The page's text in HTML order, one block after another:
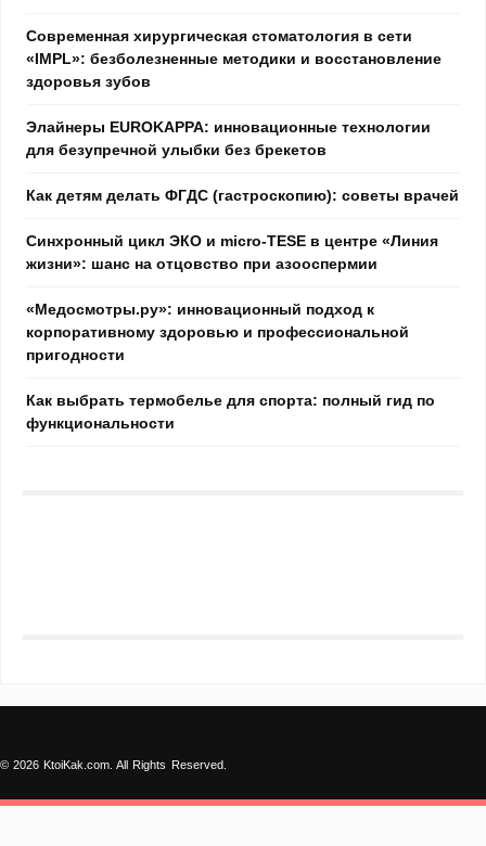
Современная хирургическая стоматология в сети
«IMPL»: безболезненные методики и восстановление
здоровья зубов
Элайнеры EUROKAPPA: инновационные технологии
для безупречной улыбки без брекетов
Как детям делать ФГДС (гастроскопию): советы врачей
Синхронный цикл ЭКО и micro-TESE в центре «Линия
жизни»: шанс на отцовство при азооспермии
«Медосмотры.ру»: инновационный подход к
корпоративному здоровью и профессиональной
пригодности
Как выбрать термобелье для спорта: полный гид по
функциональности
© 2026 KtoiKak.com. All Rights Reserved.